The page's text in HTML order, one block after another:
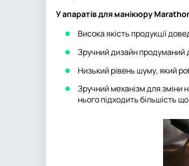
У апаратів для манікюру
Висока якість продукції
Зручний дизайн продуманий
Низький рівень шуму, який
Зручний механізм для зміни
нього підходить більшість